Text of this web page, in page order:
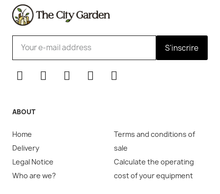
S'inscrire
ABOUT
Home
Delivery
Legal Notice
Who are we?
Terms and conditions of
sale
Calculate the operating
cost of your equipment